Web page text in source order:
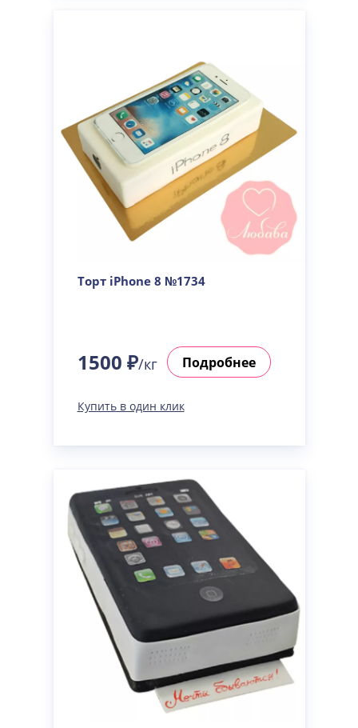
Торт iPhone 8 №1734
1500 ₽/кг Подробнее
Купить в один клик